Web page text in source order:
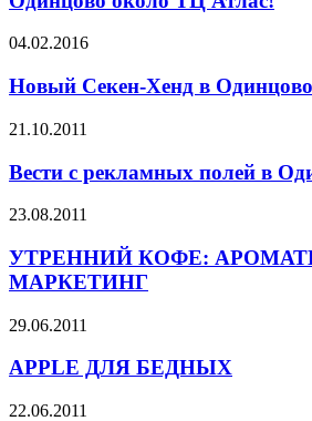
04.02.2016
Новый Секен-Хенд в Одинцово
21.10.2011
Вести с рекламных полей в
23.08.2011
УТРЕННИЙ КОФЕ:
МАРКЕТИНГ
29.06.2011
APPLE ДЛЯ БЕДНЫХ
22.06.2011